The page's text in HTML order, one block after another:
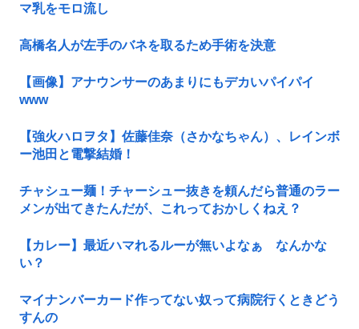
マ乳をモロ流し
高橋名人が左手のバネを取るため手術を決意
【画像】アナウンサーのあまりにもデカいパイパイ
www
【強火ハロヲタ】佐藤佳奈（さかなちゃん）、レインボ
ー池田と電撃結婚！
チャシュー麺！チャーシュー抜きを頼んだら普通のラー
メンが出てきたんだが、これっておかしくねえ？
【カレー】最近ハマれるルーが無いよなぁ なんかな
い？
マイナンバーカード作ってない奴って病院行くときどう
すんの